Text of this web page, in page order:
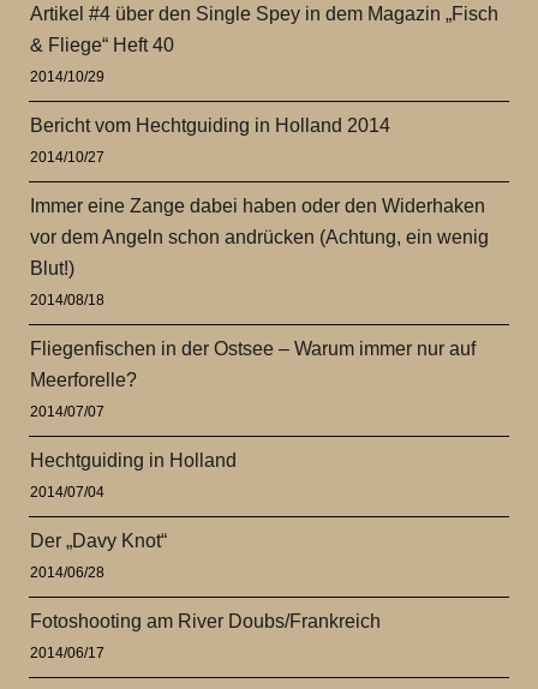
Artikel #4 über den Single Spey in dem Magazin „Fisch
& Fliege“ Heft 40
2014/10/29
Bericht vom Hechtguiding in Holland 2014
2014/10/27
Immer eine Zange dabei haben oder den Widerhaken
vor dem Angeln schon andrücken (Achtung, ein wenig
Blut!)
2014/08/18
Fliegenfischen in der Ostsee – Warum immer nur auf
Meerforelle?
2014/07/07
Hechtguiding in Holland
2014/07/04
Der „Davy Knot“
2014/06/28
Fotoshooting am River Doubs/Frankreich
2014/06/17